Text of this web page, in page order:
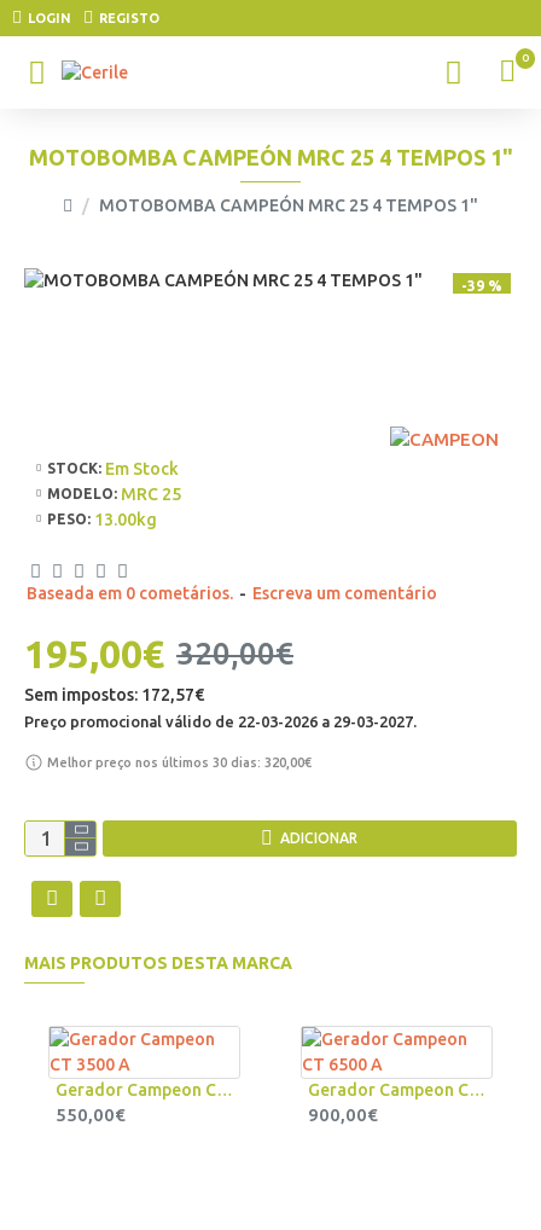
LOGIN REGISTO
0
MOTOBOMBA CAMPEÓN MRC 25 4 TEMPOS 1"
MOTOBOMBA CAMPEÓN MRC 25 4 TEMPOS 1"
-39 %
STOCK: Em Stock
MODELO: MRC 25
PESO: 13.00kg
Baseada em 0 cometários. - Escreva um comentário
195,00€ 320,00€
Sem impostos: 172,57€
Preço promocional válido de 22-03-2026 a 29-03-2027.
Melhor preço nos últimos 30 dias: 320,00€
ADICIONAR
MAIS PRODUTOS DESTA MARCA
Gerador Campeon CT 3500 A
550,00€
Gerador Campeon CT 6500 A
900,00€